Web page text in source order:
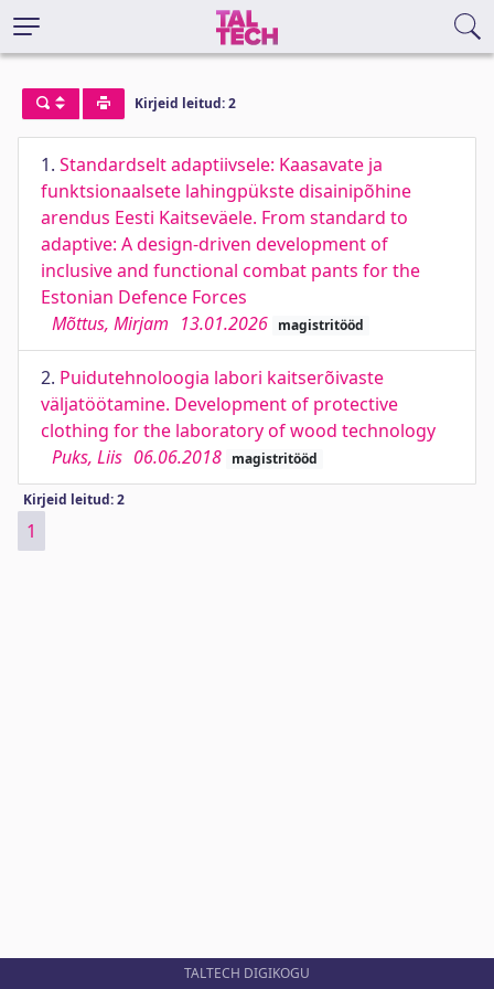
Kirjeid leitud: 2
1. Standardselt adaptiivsele: Kaasavate ja
funktsionaalsete lahingpükste disainipõhine
arendus Eesti Kaitseväele. From standard to
adaptive: A design-driven development of
inclusive and functional combat pants for the
Estonian Defence Forces
Mõttus, Mirjam 13.01.2026 magistritööd
2. Puidutehnoloogia labori kaitserõivaste
väljatöötamine. Development of protective
clothing for the laboratory of wood technology
Puks, Liis 06.06.2018 magistritööd
Kirjeid leitud: 2
1
TALTECH DIGIKOGU